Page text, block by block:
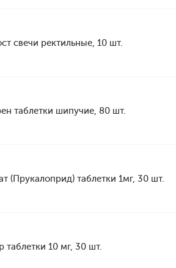
свечи ректильные, 10 шт.
таблетки шипучие, 80 шт.
(Прукалоприд) таблетки 1мг, 30 шт.
таблетки 10 мг, 30 шт.